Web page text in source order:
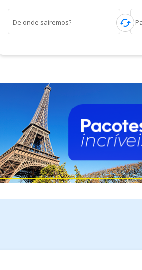
De onde sairemos? cached